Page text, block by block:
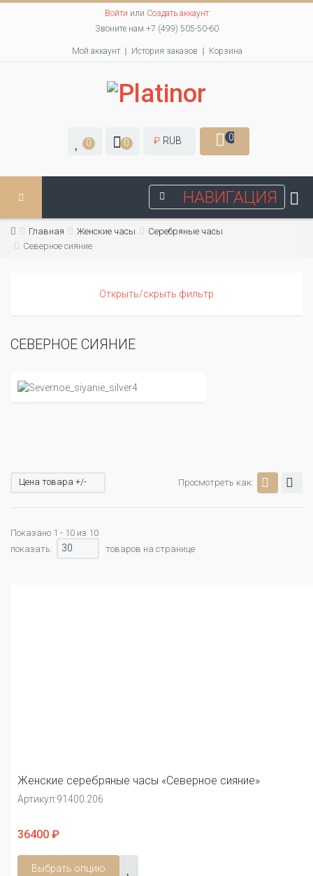
Войти или Создать аккаунт
Звоните нам +7 (499) 505-50-60
Мой аккаунт История заказов Корзина
0 0 ₽ RUB 0
НАВИГАЦИЯ
Главная Женские часы
Серебряные часы
Северное сияние
Открыть/скрыть фильтр
СЕВЕРНОЕ СИЯНИЕ
Просмотреть как:
Цена товара +/-
Показано 1 - 10 из 10
показать:
30 товаров на странице
Женские серебряные часы «Северное сияние»
Артикул:91400.206
36400 ₽
Выбрать опцию